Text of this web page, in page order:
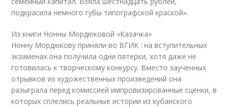
подкрасила немного губы типографской краской».
Из книги Нонны Мордюковой «Казачка»
Нонну Мордюкову приняли во ВГИК : на вступительных
экзаменах она получила одни пятерки, хотя даже не
готовилась к творческому конкурсу. Вместо заученных
отрывков из художественных произведений она
разыграла перед комиссией импровизированные сценки, в
которых сплелись реальные истории из кубанского